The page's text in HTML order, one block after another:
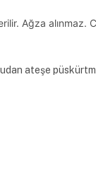
Ağza alınmaz.
ateşe